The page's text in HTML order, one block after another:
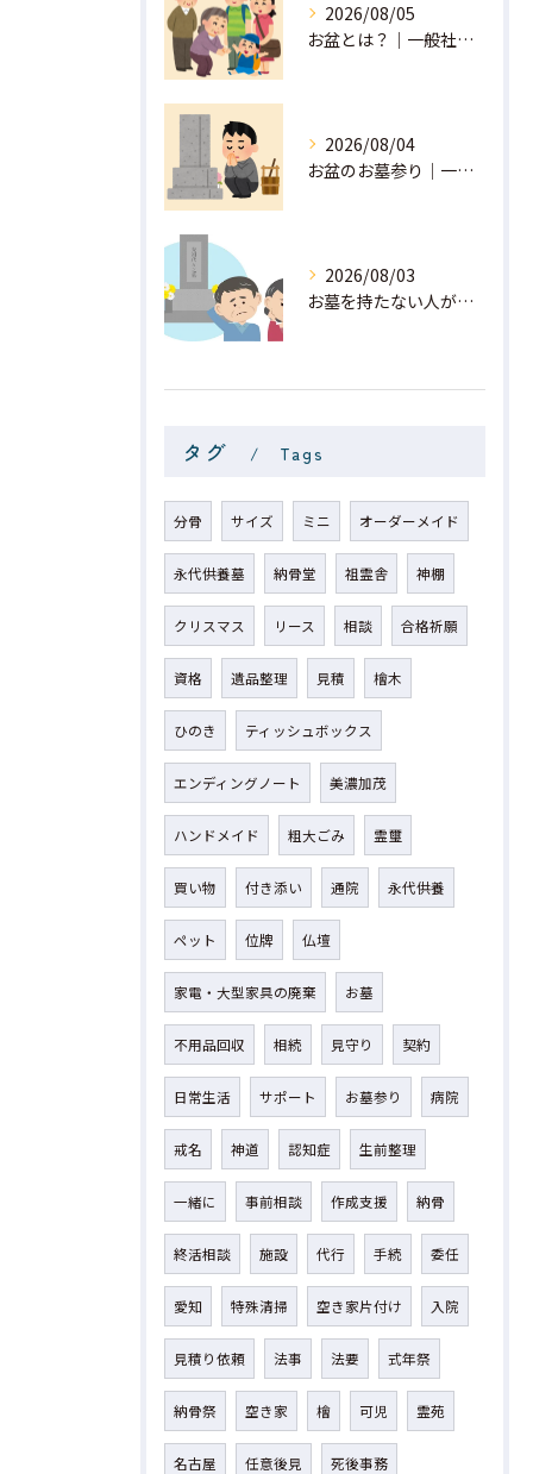
2026/08/05
お盆とは？｜一般社団法人 星月
2026/08/04
お盆のお墓参り｜一般社団法人 星月
2026/08/03
お墓を持たない人が増えている？ー日本のお墓事情ー｜一般社団法人 星月
タグ Tags
分骨 サイズ ミニ オーダーメイド
永代供養墓 納骨堂 祖霊舎 神棚
クリスマス リース 相談 合格祈願
資格 遺品整理 見積 檜木
ひのき ティッシュボックス
エンディングノート 美濃加茂
ハンドメイド 粗大ごみ 霊璽
買い物 付き添い 通院 永代供養
ペット 位牌 仏壇
家電・大型家具の廃棄 お墓
不用品回収 相続 見守り 契約
日常生活 サポート お墓参り 病院
戒名 神道 認知症 生前整理
一緒に 事前相談 作成支援 納骨
終活相談 施設 代行 手続 委任
愛知 特殊清掃 空き家片付け 入院
見積り依頼 法事 法要 式年祭
納骨祭 空き家 檜 可児 霊苑
名古屋 任意後見 死後事務